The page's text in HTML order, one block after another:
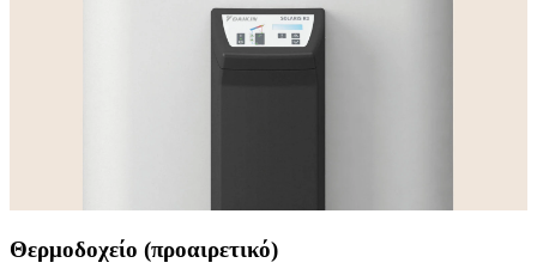
Θερμοδοχείο (προαιρετικό)